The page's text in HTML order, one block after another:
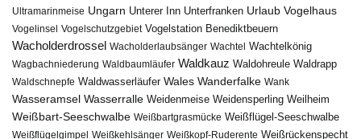
Ultramarinmeise Ungarn Unterer Inn Unterfranken Urlaub Vogelhaus
Vogelinsel Vogelschutzgebiet Vogelstation Benediktbeuern
Wacholderdrossel Wacholderlaubsänger Wachtel Wachtelkönig
Wagbachniederung Waldbaumläufer Waldkauz Waldohreule Waldrapp
Waldschnepfe Waldwasserläufer Wales Wanderfalke Wank
Wasseramsel Wasserralle Weidenmeise Weidensperling Weilheim
Weißbart-Seeschwalbe Weißbartgrasmücke Weißflügel-Seeschwalbe
Weißflügelgimpel Weißkehlsänger Weißkopf-Ruderente Weißrückenspecht